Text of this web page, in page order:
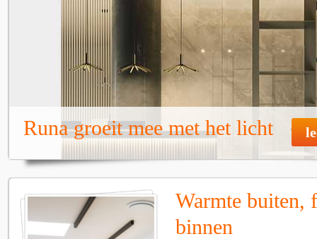
Runa groeit mee met het licht
Warmte buiten,
binnen